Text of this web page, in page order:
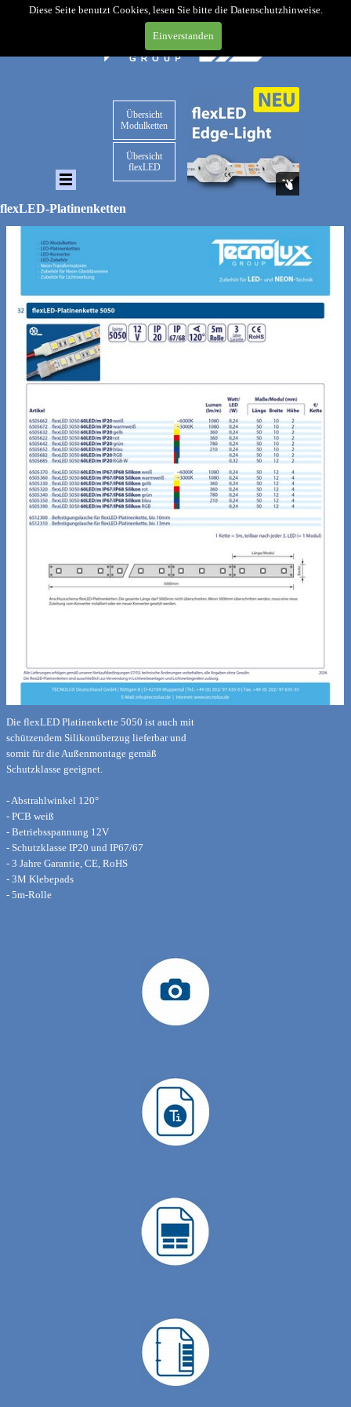
Diese Seite benutzt Cookies, lesen Sie bitte die Datenschutzhinweise.
Einverstanden
Übersicht
Modulketten
Übersicht
flexLED
flexLED-Platinenketten
Die flexLED Platinenkette 5050 ist auch mit
schützendem Silikonüberzug lieferbar und
somit für die Außenmontage gemäß
Schutzklasse geeignet.
- Abstrahlwinkel 120°
- PCB weiß
- Betriebsspannung 12V
- Schutzklasse IP20 und IP67/67
- 3 Jahre Garantie, CE, RoHS
- 3M Klebepads
- 5m-Rolle